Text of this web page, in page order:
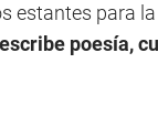
estantes para
poesía,